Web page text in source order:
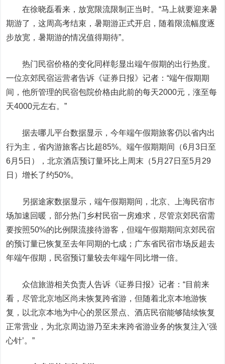
在徐晓磊看来，放宽限流限制正当时。“马上就要迎来暑
期游了，这周高考结束，暑期游正式开启，随着限流幅度逐
步放宽，暑期游的情况值得期待”。
热门民宿价格的变化同样彰显出端午假期的出行热度。
一位京郊民宿运营者告诉《证券日报》记者：“端午假期期
间，他所管理的民宿包院价格由此前的每天2000元，涨至每
天4000元左右。”
据去哪儿平台数据显示，今年端午假期旅客仍以省内出
行为主，省内游旅客占比超85%。端午假期期间（6月3日至
6月5日），北京酒店预订量环比上周末（5月27日至5月29
日）增长了约50%。
另据途家数据显示，端午假期期间，北京、上海民宿市
场加速回暖，部分热门乡村民宿一房难求，尽管京郊民宿需
要按照50%的比例限流接待游客，但端午假期期间京郊民宿
的预订量已恢复至去年同期的七成；广东省民宿市场反超去
年端午假期，民宿预订量较去年端午同比增一倍。
众信旅游相关负责人告诉《证券日报》记者：“目前来
看，尽管北京地区尚未恢复跨省游，但随着北京本地游恢
复，以北京本地为中心的景区景点、酒店民宿能够陆续恢复
正常营业，为北京周边游乃至未来跨省游业务的恢复注入‘强
心针’。”